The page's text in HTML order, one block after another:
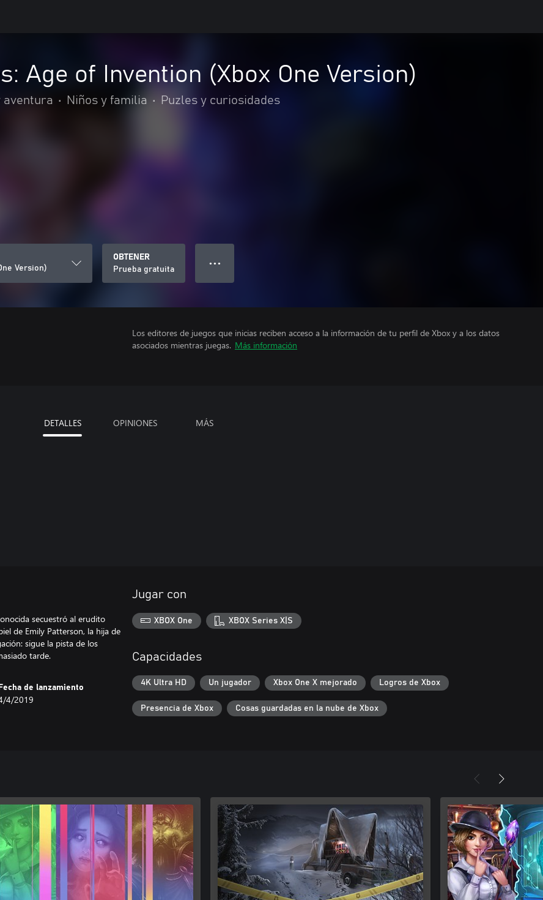
Age of Invention (Xbox One Version)
aventura • Niños y familia • Puzles y curiosidades
Version)
OBTENER
Prueba gratuita
● ● ●
Los editores de juegos que inicias reciben acceso a la información de tu perfil de Xbox y a los datos
asociados mientras juegas. Más información
DETALLES OPINIONES MÁS
secuestró al erudito
de Emily Patterson, la hija de
sigue la pista de los
tarde.
Fecha de lanzamiento
4/2019
Jugar con
XBOX One XBOX Series X|S
Capacidades
4K Ultra HD Un jugador Xbox One X mejorado Logros de Xbox
Presencia de Xbox Cosas guardadas en la nube de Xbox